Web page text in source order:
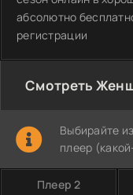
абсолютно
регистрации
Смотреть
Выбирайте
плеер
Плеер 2